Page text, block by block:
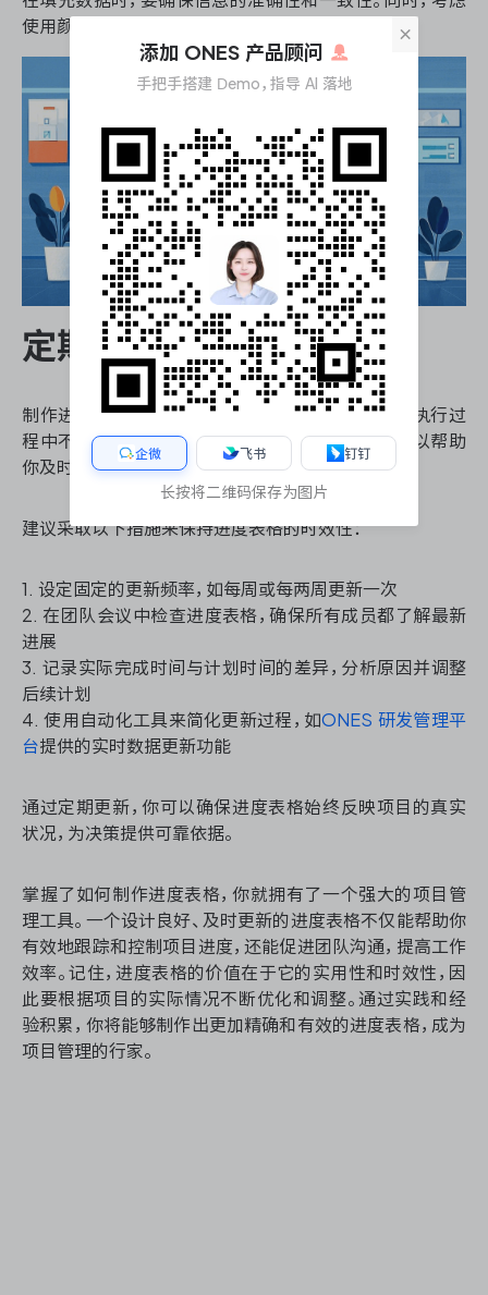
使用颜色编码或图标来增强表格的可读性。
定期更新和调整
制作进度表格并不是一次性的工作，它需要在项目执行过
程中不断更新和调整。定期审查和更新进度表格可以帮助
你及时发现潜在的问题，并做出必要的调整。
建议采取以下措施来保持进度表格的时效性：
1. 设定固定的更新频率，如每周或每两周更新一次
2. 在团队会议中检查进度表格，确保所有成员都了解最新
进展
3. 记录实际完成时间与计划时间的差异，分析原因并调整
后续计划
4. 使用自动化工具来简化更新过程，如ONES 研发管理平
台提供的实时数据更新功能
通过定期更新，你可以确保进度表格始终反映项目的真实
状况，为决策提供可靠依据。
掌握了如何制作进度表格，你就拥有了一个强大的项目管
理工具。一个设计良好、及时更新的进度表格不仅能帮助你
有效地跟踪和控制项目进度，还能促进团队沟通，提高工作
效率。记住，进度表格的价值在于它的实用性和时效性，因
此要根据项目的实际情况不断优化和调整。通过实践和经
验积累，你将能够制作出更加精确和有效的进度表格，成为
项目管理的行家。
×
添加 ONES 产品顾问
手把手搭建 Demo，指导 AI 落地
企微 飞书 钉钉
长按将二维码保存为图片